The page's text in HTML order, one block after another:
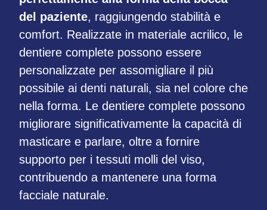
del paziente, raggiungendo stabilità e
comfort. Realizzate in materiale acrilico, le
dentiere complete possono essere
personalizzate per assomigliare il più
possibile ai denti naturali, sia nel colore che
nella forma. Le dentiere complete possono
migliorare significativamente la capacità di
masticare e parlare, oltre a fornire
supporto per i tessuti molli del viso,
contribuendo a mantenere una forma
facciale naturale.